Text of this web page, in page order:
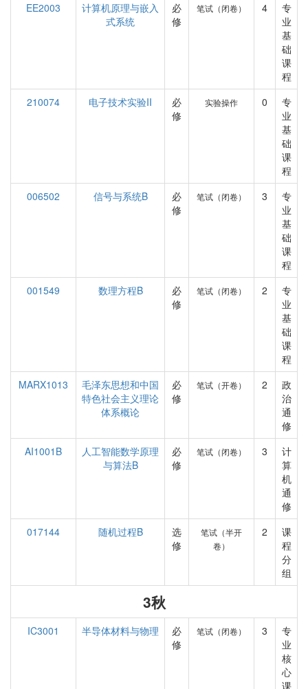
EE2003
计算机原理与嵌入
式系统
必
修
笔试（闭卷） 4
专
业
基
础
课
程
210074
电子技术实验II
必
修
实验操作 0
专
业
基
础
课
程
006502
信号与系统B
必
修
笔试（闭卷） 3
专
业
基
础
课
程
001549
数理方程B
必
修
笔试（闭卷） 2
专
业
基
础
课
程
MARX1013
毛泽东思想和中国
特色社会主义理论
体系概论
必
修
笔试（开卷） 2
政
治
通
修
AI1001B
人工智能数学原理
与算法B
必
修
笔试（闭卷） 3
计
算
机
通
修
017144
随机过程B
选
修
笔试（半开
卷）
2
课
程
分
组
3秋
IC3001 半导体材料与物理
必
修
笔试（闭卷） 3
专
业
核
心
课